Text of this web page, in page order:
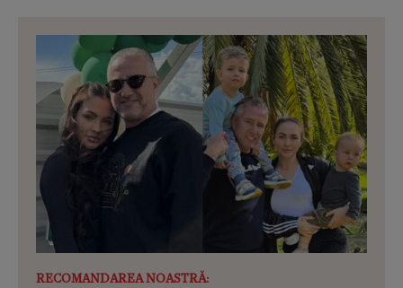
RECOMANDAREA NOASTRĂ: